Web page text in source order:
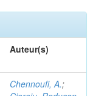
Auteur(s)
Chennoufi, A.;